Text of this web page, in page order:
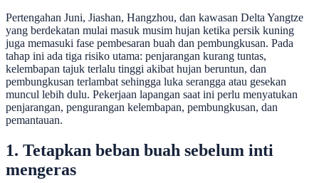
Pertengahan Juni, Jiashan, Hangzhou, dan kawasan Delta Yangtze
yang berdekatan mulai masuk musim hujan ketika persik kuning
juga memasuki fase pembesaran buah dan pembungkusan. Pada
tahap ini ada tiga risiko utama: penjarangan kurang tuntas,
kelembapan tajuk terlalu tinggi akibat hujan beruntun, dan
pembungkusan terlambat sehingga luka serangga atau gesekan
muncul lebih dulu. Pekerjaan lapangan saat ini perlu menyatukan
penjarangan, pengurangan kelembapan, pembungkusan, dan
pemantauan.
1. Tetapkan beban buah sebelum inti
mengeras